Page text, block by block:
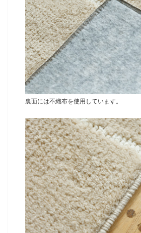
裏面には不織布を使用しています。